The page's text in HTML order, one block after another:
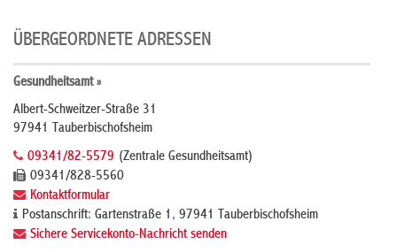
ÜBERGEORDNETE ADRESSEN
Gesundheitsamt »
Albert-Schweitzer-Straße 31
97941 Tauberbischofsheim
09341/82-5579 (Zentrale Gesundheitsamt)
09341/828-5560
Kontaktformular
Postanschrift: Gartenstraße 1, 97941 Tauberbischofsheim
Sichere Servicekonto-Nachricht senden